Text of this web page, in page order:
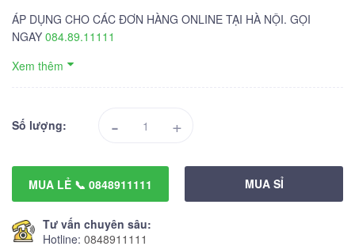
ÁP DỤNG CHO CÁC ĐƠN HÀNG ONLINE TẠI HÀ NỘI. GỌI
NGAY 084.89.11111
Xem thêm
Số lượng: - +
MUA LẺ 📞 0848911111 MUA SỈ
Tư vấn chuyên sâu:
Hotline: 0848911111